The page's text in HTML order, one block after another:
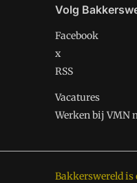
Volg
Facebook
x
RSS
Vacatures
Werken bij VMN
Bakkerswereld is